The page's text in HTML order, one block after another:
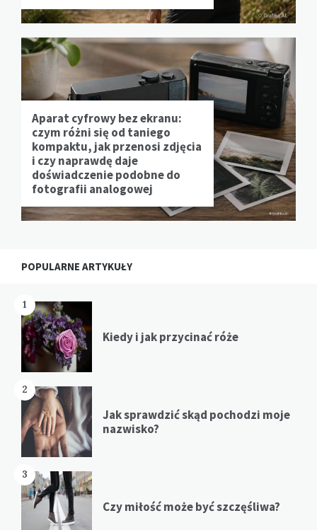
Aparat cyfrowy bez ekranu:
czym różni się od taniego
kompaktu, jak przenosi zdjęcia
i czy naprawdę daje
doświadczenie podobne do
fotografii analogowej
POPULARNE ARTYKUŁY
1
Kiedy i jak przycinać róże
2
Jak sprawdzić skąd pochodzi moje
nazwisko?
3
Czy miłość może być szczęśliwa?